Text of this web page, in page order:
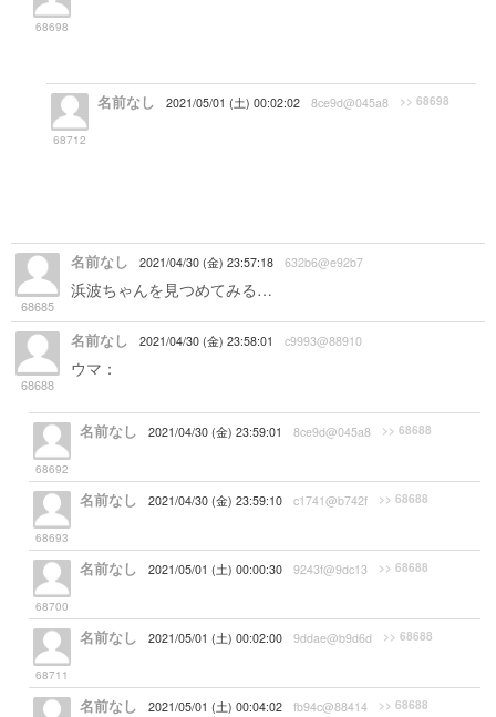
68698
68712
名前なし 2021/05/01 (土) 00:02:02 8ce9d@045a8 >> 68698
68685
名前なし 2021/04/30 (金) 23:57:18 632b6@e92b7
浜波ちゃんを見つめてみる…
68688
名前なし 2021/04/30 (金) 23:58:01 c9993@88910
ウマ：
68692
名前なし 2021/04/30 (金) 23:59:01 8ce9d@045a8 >> 68688
68693
名前なし 2021/04/30 (金) 23:59:10 c1741@b742f >> 68688
68700
名前なし 2021/05/01 (土) 00:00:30 9243f@9dc13 >> 68688
68711
名前なし 2021/05/01 (土) 00:02:00 9ddae@b9d6d >> 68688
名前なし 2021/05/01 (土) 00:04:02 fb94c@88414 >> 68688